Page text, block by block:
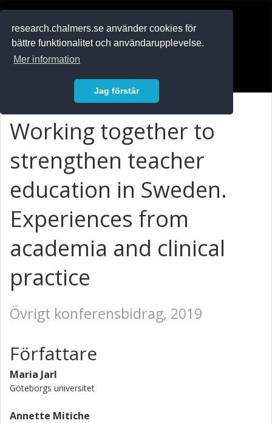
research.chalmers.se använder cookies för
bättre funktionalitet och användarupplevelse.
Mer information
Jag förstår
Working together to
strengthen teacher
education in Sweden.
Experiences from
academia and clinical
practice
Övrigt konferensbidrag, 2019
Författare
Maria Jarl
Göteborgs universitet
Annette Mitiche